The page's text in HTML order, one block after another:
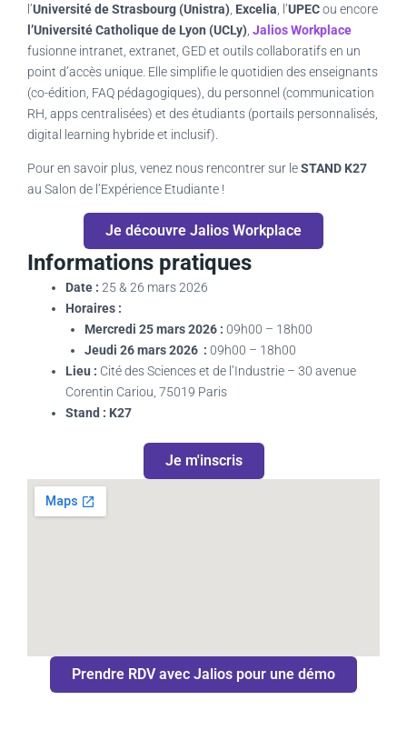
l’Université de Strasbourg (Unistra) Excelia , l’UPECou encore
l’Université Catholique de Lyon (UCLy) Jalios Workplace
fusionne intranet, extranet, GED et outils collaboratifs en un
point d’accès unique. Elle simplifie le quotidien des enseignants
(co-édition, FAQ pédagogiques), du personnel (communication
RH, apps centralisées) et des étudiants (portails personnalisés,
digital learning hybride et inclusif).
Pour en savoir plus, venez nous rencontrer sur leSTAND K27
au Salon de l’Expérience Etudiante !
Je découvre Jalios Workplace
Informations pratiques
Date : 25 & 26 mars 2026
Horaires :
Mercredi 25 mars 2026 : 09h00 – 18h00
Jeudi 26 mars 2026 : 09h00 – 18h00
Lieu : Cité des Sciences et de l’Industrie – 30 avenue
Corentin Cariou, 75019 Paris
Stand : K27
Je m'inscris
Prendre RDV avec Jalios pour une démo